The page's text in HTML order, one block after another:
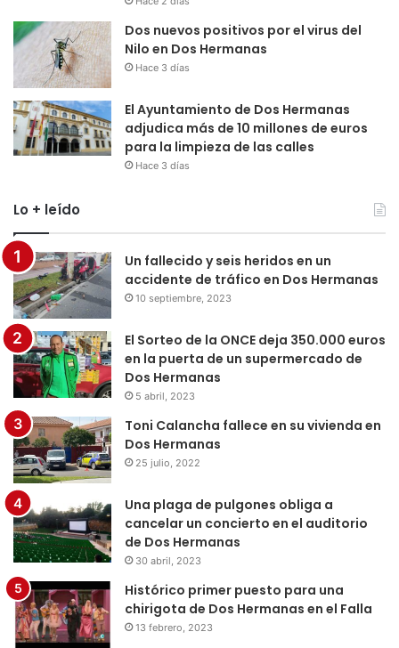
Dos nuevos positivos por el virus del
Nilo en Dos Hermanas
Hace 3 días
El Ayuntamiento de Dos Hermanas
adjudica más de 10 millones de euros
para la limpieza de las calles
Hace 3 días
Lo + leído
Un fallecido y seis heridos en un
accidente de tráfico en Dos Hermanas
10 septiembre, 2023
El Sorteo de la ONCE deja 350.000 euros
en la puerta de un supermercado de
Dos Hermanas
5 abril, 2023
Toni Calancha fallece en su vivienda en
Dos Hermanas
25 julio, 2022
Una plaga de pulgones obliga a
cancelar un concierto en el auditorio
de Dos Hermanas
30 abril, 2023
Histórico primer puesto para una
chirigota de Dos Hermanas en el Falla
13 febrero, 2023